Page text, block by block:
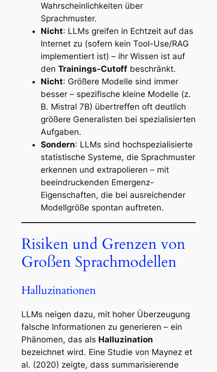
Wahrscheinlichkeiten über
Sprachmuster.
Nicht: LLMs greifen in Echtzeit auf das
Internet zu (sofern kein Tool-Use/RAG
implementiert ist) – ihr Wissen ist auf
den Trainings-Cutoffbeschränkt.
Nicht: Größere Modelle sind immer
besser – spezifische kleine Modelle (z.
B. Mistral 7B) übertreffen oft deutlich
größere Generalisten bei spezialisierten
Aufgaben.
Sondern: LLMs sind hochspezialisierte
statistische Systeme, die Sprachmuster
erkennen und extrapolieren – mit
beeindruckenden Emergenz-
Eigenschaften, die bei ausreichender
Modellgröße spontan auftreten.
Risiken und Grenzen von
Großen Sprachmodellen
Halluzinationen
LLMs neigen dazu, mit hoher Überzeugung
falsche Informationen zu generieren – ein
Phänomen, das als Halluzination
bezeichnet wird. Eine Studie von Maynez et
al. (2020) zeigte, dass summarisierende